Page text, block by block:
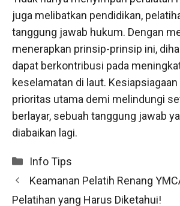
juga melibatkan pendidikan,
tanggung jawab hukum. Dengan
menerapkan prinsip-prinsip ini,
dapat berkontribusi pada
keselamatan di laut.
prioritas utama demi melindungi
berlayar, sebuah tanggung jawab
diabaikan lagi.
Categories
Info Tips
Keamanan Pelatih Renang
Pelatihan yang Harus Diketahui!